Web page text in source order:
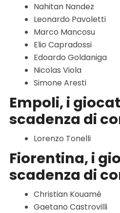
Nahitan Nandez
Leonardo Pavoletti
Marco Mancosu
Elio Capradossi
Edoardo Goldaniga
Nicolas Viola
Simone Aresti
Empoli, i
scadenza di
Lorenzo Tonelli
Fiorentina, i
scadenza di
Christian Kouamé
Gaetano Castrovilli